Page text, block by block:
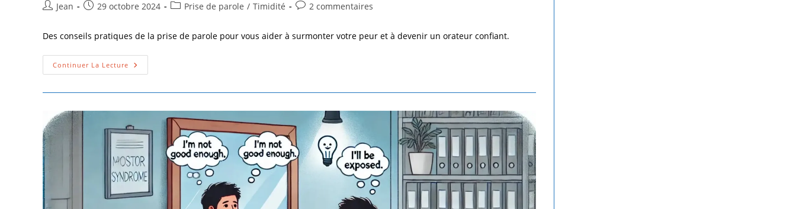
Jean 29 octobre 2024 Prise de parole / Timidité 2 commentaires
Des conseils pratiques de la prise de parole pour vous aider à surmonter votre peur et à devenir un orateur confiant.
Continuer La Lecture